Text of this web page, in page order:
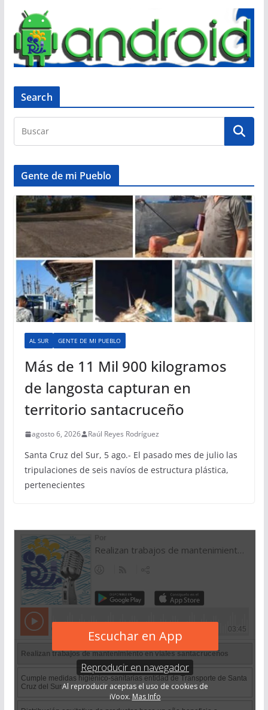
Search
Gente de mi Pueblo
AL SUR GENTE DE MI PUEBLO
Más de 11 Mil 900 kilogramos
de langosta capturan en
territorio santacruceño
agosto 6, 2026 Raúl Reyes Rodríguez
Santa Cruz del Sur, 5 ago.- El pasado mes de julio las
tripulaciones de seis navíos de estructura plástica,
pertenecientes